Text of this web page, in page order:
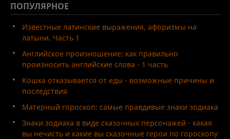
ПОПУЛЯРНОЕ
Известные латинские выражения, афоризмы на
латыни. Часть 1
Английское произношение: как правильно
произносить английские слова - 1 часть
Кошка отказывается от еды - возможные причины и
последствия
Матерный гороскоп: самые правдивые знаки зодиака
Знаки зодиака в виде сказочных персонажей - какая
вы нечисть и какие вы сказочные герои по гороскопу